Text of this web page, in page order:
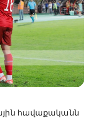
հավաքականն